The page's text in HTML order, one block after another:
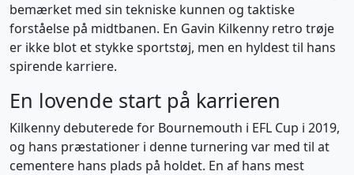
bemærket med sin tekniske kunnen og taktiske
forståelse på midtbanen. En Gavin Kilkenny retro trøje
er ikke blot et stykke sportstøj, men en hyldest til hans
spirende karriere.
En lovende start på karrieren
Kilkenny debuterede for Bournemouth i EFL Cup i 2019,
og hans præstationer i denne turnering var med til at
cementere hans plads på holdet. En af hans mest